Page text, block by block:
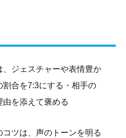
、ジェスチャーや表情豊か
割合を7:3にする・相手の
を添えて褒める
コツは、声のトーンを明る